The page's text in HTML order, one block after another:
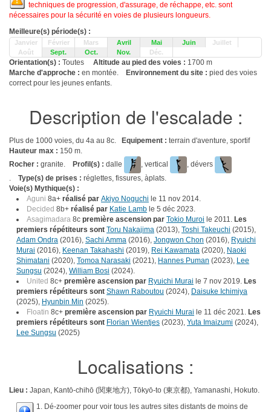
techniques de progression, d'assurage, de réchappe, etc. sont
nécessaires pour la sécurité en voies de plusieurs longueurs.
Meilleure(s) période(s) :
Janvier Février Mars Avril Mai Juin
Juillet
Août
Sept. Oct. Nov. Déc.
Orientation(s) : Toutes Altitude au pied des voies : 1700 m
Marche d'approche : en montée. Environnement du site : pied des voies
correct pour les jeunes enfants.
Description de l'escalade :
Plus de 1000 voies, du 4a au 8c. Equipement : terrain d'aventure, sportif
Hauteur max : 150 m.
Rocher : granite. Profil(s) : dalle , vertical
, dévers
. Type(s) de prises : réglettes, fissures, àplats.
Voie(s) Mythique(s) :
Aguni 8a+ réalisé par Akiyo Noguchi le 11 nov 2014.
Decided 8b+ réalisé par Katie Lamb le 5 déc 2023.
Asagimadara 8c première ascension par Tokio Muroi le 2011. Les
premiers répétiteurs sont Toru Nakajima (2013), Toshi Takeuchi (2015),
Adam Ondra (2016), Sachi Amma (2016), Jongwon Chon (2016), Ryuichi
Murai (2016), Keenan Takahashi (2019), Rei Kawamata (2020), Naoki
Shimatani (2020), Tomoa Narasaki (2021), Hannes Puman (2023), Lee
Sungsu (2024), William Bosi (2024).
United 8c+ première ascension par Ryuichi Murai le 7 nov 2019. Les
premiers répétiteurs sont Shawn Raboutou (2024), Daisuke Ichimiya
(2025), Hyunbin Min (2025).
Floatin 8c+ première ascension par Ryuichi Murai le 11 déc 2021. Les
premiers répétiteurs sont Florian Wientjes (2023), Yuta Imaizumi (2024),
Lee Sungsu (2025)
Localisations :
Lieu : Japan, Kantō-chihō (関東地方), Tōkyō-to (東京都), Yamanashi, Hokuto.
1. Dé-zoomer pour voir tous les autres sites distants de moins de